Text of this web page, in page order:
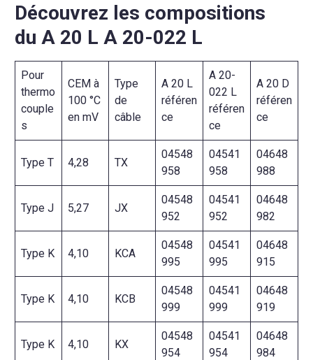
Découvrez les compositions
du A 20 L A 20-022 L
Pour
thermo
couple
s
CEM à
100 °C
en mV
Type
de
câble
A 20 L
référen
ce
A 20-
022 L
référen
ce
A 20 D
référen
ce
Type T 4,28 TX
04548
958
04541
958
04648
988
Type J 5,27 JX
04548
952
04541
952
04648
982
Type K 4,10 KCA
04548
995
04541
995
04648
915
Type K 4,10 KCB
04548
999
04541
999
04648
919
Type K 4,10 KX
04548
954
04541
954
04648
984